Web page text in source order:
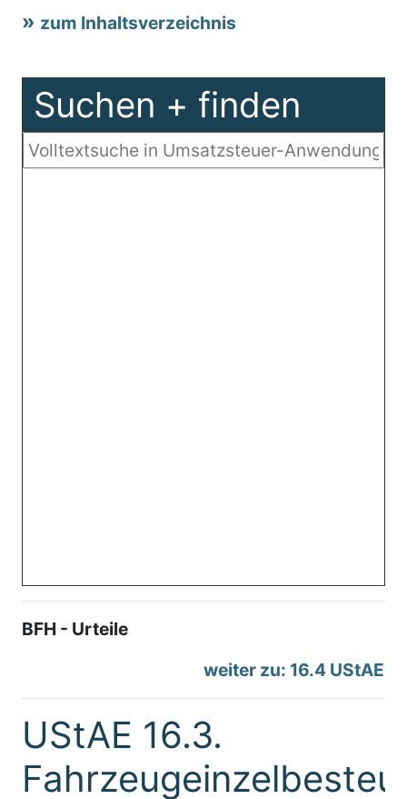
zum Inhaltsverzeichnis
Suchen + finden
BFH - Urteile
weiter zu: 16.4 UStAE
UStAE 16.3.